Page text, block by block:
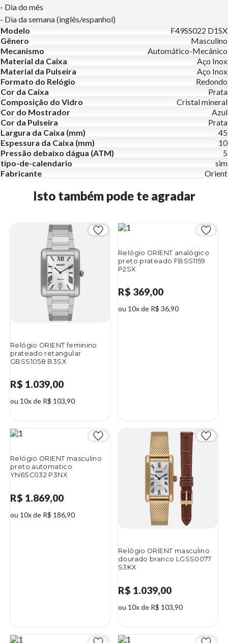
- Dia do mês
- Dia da semana (inglês/espanhol)
Modelo
F49SS022 D1SX
Gênero
Masculino
Mecanismo
Automático-Mecânico
Material da Caixa
Aço Inox
Material da Pulseira
Aço Inox
Formato do Relógio
Redondo
Cor da Caixa
Prata
Composição do Vidro
Cristal mineral
Cor do Mostrador
Azul
Cor da Pulseira
Prata
Largura da Caixa (mm)
45
Espessura da Caixa (mm)
10
Pressão debaixo dágua (ATM)
5
tipo-de-calendario
sim
Fabricante
Orient
Isto também pode te agradar
Relógio ORIENT feminino
prateado retangular
GBSS1058 B3SX
R$ 1.039,00
ou 10x de R$ 103,90
Relógio ORIENT analógico
preto prateado FBSS1159
P2SX
R$ 369,00
ou 10x de R$ 36,90
Relógio ORIENT masculino
preto automatico
YN6SC032 P3NX
R$ 1.869,00
ou 10x de R$ 186,90
Relógio ORIENT masculino
dourado branco LGSS0077
S3KX
R$ 1.039,00
ou 10x de R$ 103,90